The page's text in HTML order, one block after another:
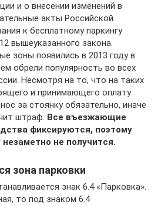
и о внесении изменений в
акты Российской
к бесплатному паркингу
вышеуказанного закона.
зоны появились в 2013 году в
обрели популярность во всех
Несмотря на то, что на таких
и принимающего оплату
за стоянку обязательно, иначе
штраф. Все въезжающие
фиксируются, поэтому
не получится.
зона парковки
знак 6.4 «Парковка».
то под знаком 6.4